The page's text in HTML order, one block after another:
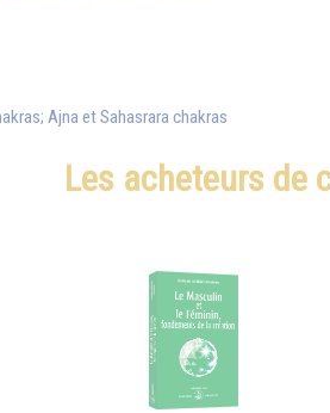
Ajna et Sahasrara chakras
Les acheteurs de